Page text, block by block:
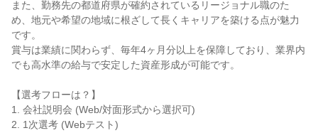
また、勤務先の都道府県が確約されているリージョナル職のた
め、地元や希望の地域に根ざして長くキャリアを築ける点が魅力
です。
賞与は業績に関わらず、毎年4ヶ月分以上を保障しており、業界内
でも高水準の給与で安定した資産形成が可能です。
【選考フローは？】
1. 会社説明会 (Web/対面形式から選択可)
2. 1次選考 (Webテスト)